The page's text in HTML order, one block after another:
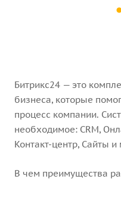
Битрикс24 — это
бизнеса, которые
процесс компании.
необходимое: CRM,
Контакт-центр, Сайты
В чем преимущества